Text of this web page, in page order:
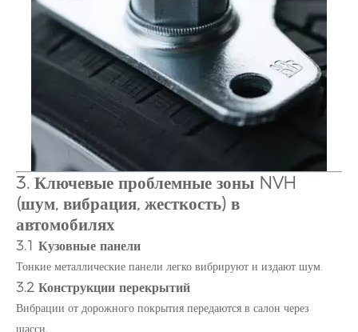
3. Ключевые проблемные зоны NVH
(шум, вибрация, жесткость) в
автомобилях
3.1 Кузовные панели
Тонкие металлические панели легко вибрируют и издают шум.
3.2 Конструкции перекрытий
Вибрации от дорожного покрытия передаются в салон через
шасси.